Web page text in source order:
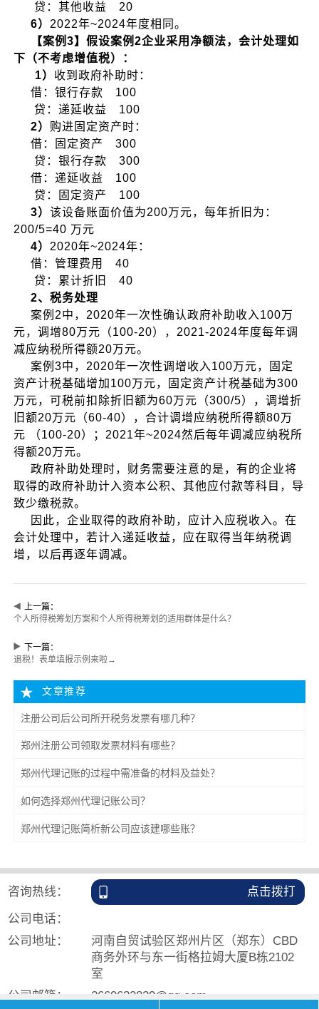
贷：其他收益 20
6） 2022年~2024年度相同。
【案例3】假设案例2企业采用净额法，会计处理如
下（不考虑增值税）：
1） 收到政府补助时：
借：银行存款 100
贷：递延收益 100
2） 购进固定资产时：
借：固定资产 300
贷：银行存款 300
借：递延收益 100
贷：固定资产 100
3）该设备账面价值为200万元，每年折旧为：
200/5=40 万元
4） 2020年~2024年：
借：管理费用 40
贷：累计折旧 40
2、税务处理
案例2中，2020年一次性确认政府补助收入100万
元，调增80万元（100-20），2021-2024年度每年调
减应纳税所得额20万元。
案例3中，2020年一次性调增收入100万元，固定
资产计税基础增加100万元，固定资产计税基础为300
万元，可税前扣除折旧额为60万元（300/5），调增折
旧额20万元（60-40），合计调增应纳税所得额80万
元 （100-20）；2021年~2024然后每年调减应纳税所
得额20万元。
政府补助处理时，财务需要注意的是，有的企业将
取得的政府补助计入资本公积、其他应付款等科目，导
致少缴税款。
因此，企业取得的政府补助，应计入应税收入。在
会计处理中，若计入递延收益，应在取得当年纳税调
增，以后再逐年调减。
上一篇：
个人所得税筹划方案和个人所得税筹划的适用群体是什么？
下一篇：
退税！表单填报示例来啦→
文章推荐
注册公司后公司所开税务发票有哪几种？
郑州注册公司领取发票材料有哪些？
郑州代理记账的过程中需准备的材料及益处？
如何选择郑州代理记账公司？
郑州代理记账简析新公司应该建哪些账？
咨询热线：
点击拨打
公司电话：
公司地址：
河南自贸试验区郑州片区（郑东）CBD
商务外环与东一街格拉姆大厦B栋2102
室
公司邮箱：
2669622829@qq.com